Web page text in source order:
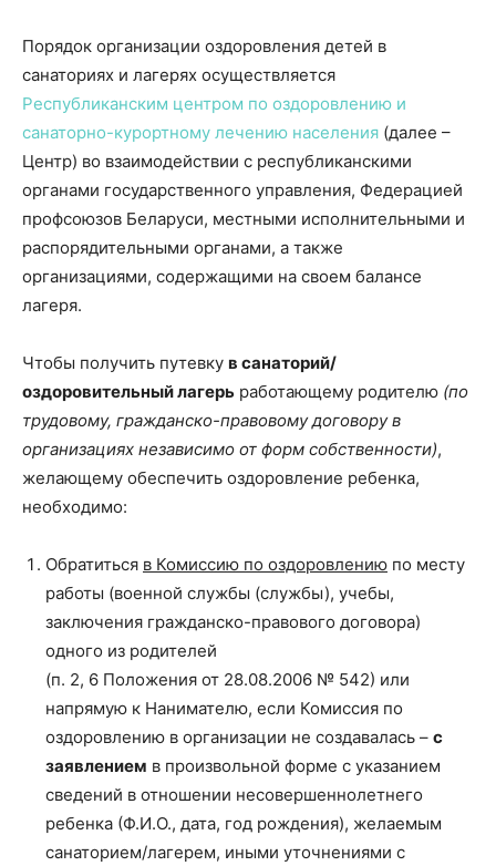
Порядок организации оздоровления детей в
санаториях и лагерях осуществляется
Республиканским центром по оздоровлению и
санаторно-курортному лечению населения (далее –
Центр) во взаимодействии с республиканскими
органами государственного управления, Федерацией
профсоюзов Беларуси, местными исполнительными и
распорядительными органами, а также
организациями, содержащими на своем балансе
лагеря.
Чтобы получить путевку в санаторий/
оздоровительный лагерь работающему родителю (по
трудовому, гражданско-правовому договору в
организациях независимо от форм собственности),
желающему обеспечить оздоровление ребенка,
необходимо:
Обратиться в Комиссию по оздоровлению по месту
работы (военной службы (службы), учебы,
заключения гражданско-правового договора)
одного из родителей
(п. 2, 6 Положения от 28.08.2006 № 542) или
напрямую к Нанимателю, если Комиссия по
оздоровлению в организации не создавалась – с
заявлением в произвольной форме с указанием
сведений в отношении несовершеннолетнего
ребенка (Ф.И.О., дата, год рождения), желаемым
санаторием/лагерем, иными уточнениями с